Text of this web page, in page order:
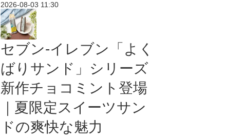
2026-08-03 11:30
セブン‐イレブン「よく
ばりサンド」シリーズ
新作チョコミント登場
｜夏限定スイーツサン
ドの爽快な魅力